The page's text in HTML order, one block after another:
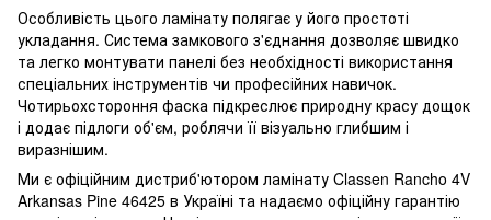
Особливість цього ламінату полягає у його простоті
укладання. Система замкового з'єднання дозволяє швидко
та легко монтувати панелі без необхідності використання
спеціальних інструментів чи професійних навичок.
Чотирьохстороння фаска підкреслює природну красу дощок
і додає підлоги об'єм, роблячи її візуально глибшим і
виразнішим.
Ми є офіційним дистриб'ютором ламінату Classen Rancho 4V
Arkansas Pine 46425 в Україні та надаємо офіційну гарантію